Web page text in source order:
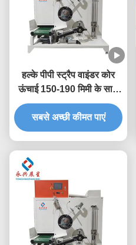
हल्के पीपी स्ट्रैप वाइंडर कोर
ऊंचाई 150-190 मिमी के साथ
अपनी स्ट्रैपिंग प्रक्रिया को
सुव्यवस्थित करें
सबसे अच्छी कीमत पाएं